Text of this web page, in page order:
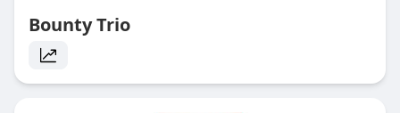
Bounty Trio